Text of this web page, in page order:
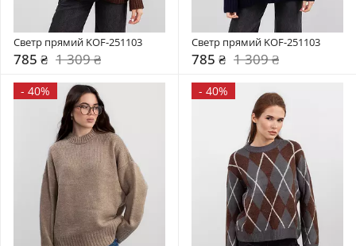
Светр прямий KOF-251103
785 ₴ 1 309 ₴
Светр прямий KOF-251103
785 ₴ 1 309 ₴
- 40% - 40%